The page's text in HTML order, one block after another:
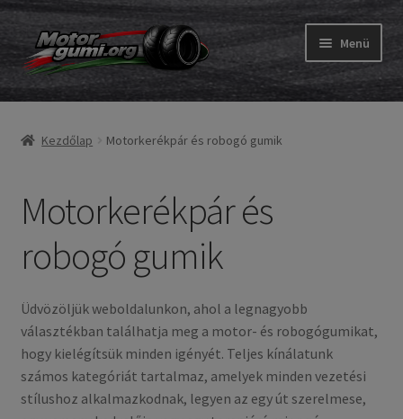
Ugrás
a
navigációhoz
Kilépés
a
tartalomba
Menü
Gumik
Expand
Motorkerékpár és robogó gumik
ATV gumik
Belső gumi és szalag
Gumi ABC
Expand
menu
Márkák
Expand
child
Kezdőlap Motorkerékpár és robogó gumik
Motorkerékpár és
robogó gumik
Üdvözöljük weboldalunkon, ahol a legnagyobb
választékban találhatja meg a motor- és robogógumikat,
hogy kielégítsük minden igényét. Teljes kínálatunk
számos kategóriát tartalmaz, amelyek minden vezetési
stílushoz alkalmazkodnak, legyen az egy út szerelmese,